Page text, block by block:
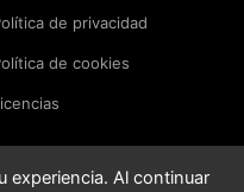
de privacidad
de cookies
experiencia. Al continuar